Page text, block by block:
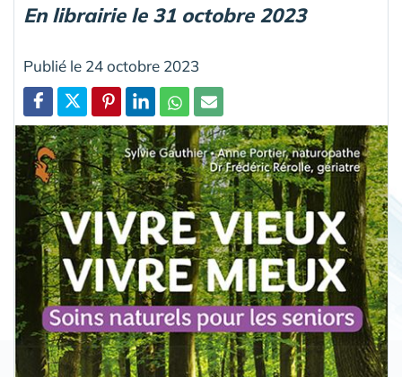
En librairie le 31 octobre 2023
Publié le 24 octobre 2023
Partager